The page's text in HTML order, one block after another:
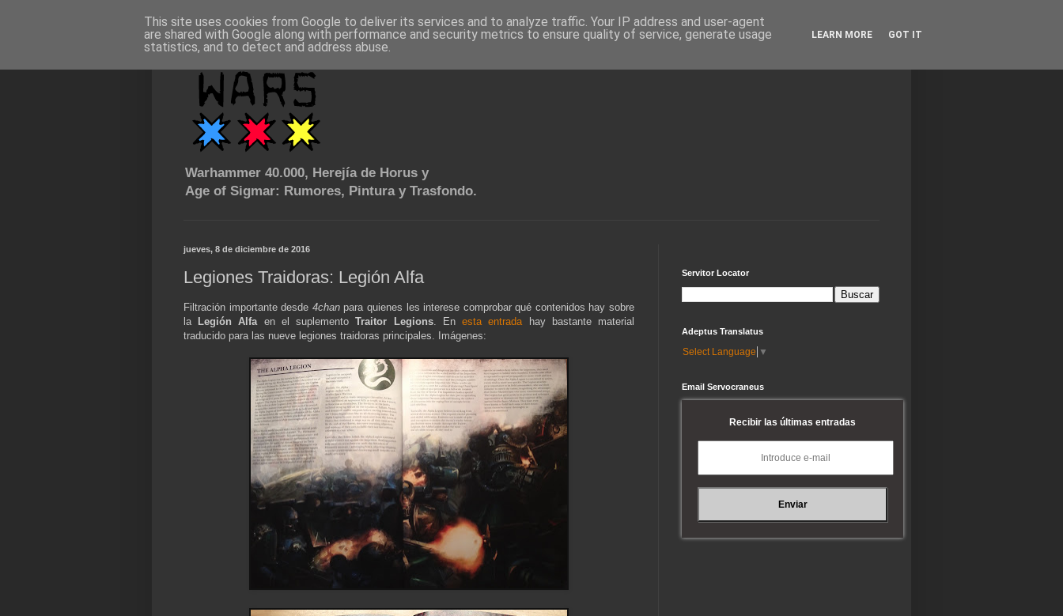
Warhammer 40.000, Herejía de Horus y
Age of Sigmar: Rumores, Pintura y Trasfondo.
jueves, 8 de diciembre de 2016
Legiones Traidoras: Legión Alfa
Filtración importante desde 4chanpara quienes les interese comprobar qué contenidos hay sobre
la Legión Alfaen el suplementoTraitor Legions. Enesta entradahay bastante material
traducido para las nueve legiones traidoras principales. Imágenes:
Servitor Locator
Adeptus Translatus
Select Language ▼
Email Servocraneus
Recibir las últimas entradas
This site uses cookies from Google to deliver its services and to analyze traffic. Your IP address and user-agent
are shared with Google along with performance and security metrics to ensure quality of service, generate usage
statistics, and to detect and address abuse.
LEARN MORE GOT IT